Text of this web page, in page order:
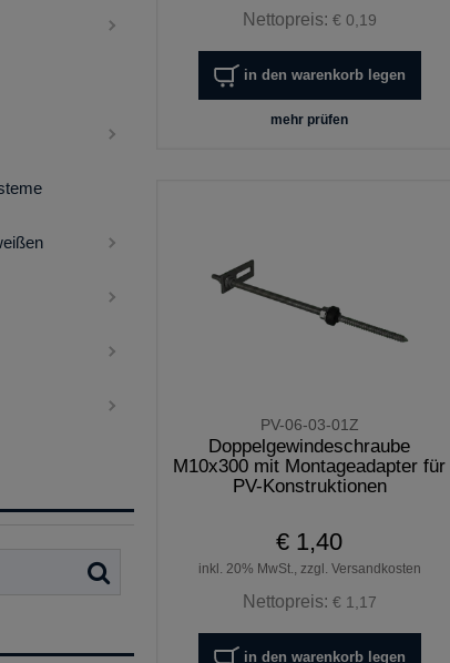
Nettopreis: € 0,19
in den warenkorb legen
mehr prüfen
PV-06-03-01Z
Doppelgewindeschraube
M10x300 mit Montageadapter für
PV-Konstruktionen
€ 1,40
inkl. 20% MwSt., zzgl. Versandkosten
Nettopreis: € 1,17
in den warenkorb legen